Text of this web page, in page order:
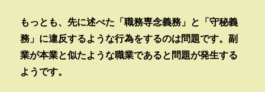
もっとも、先に述べた「職務専念義務」と「守秘義
務」に違反するような行為をするのは問題です。副
業が本業と似たような職業であると問題が発生する
ようです。